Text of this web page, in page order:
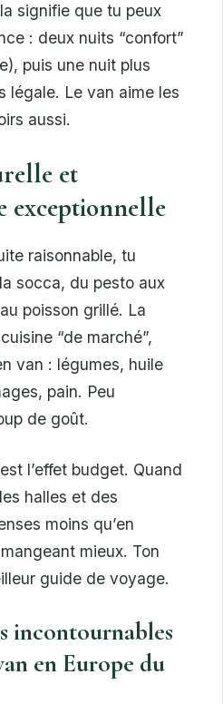
signifie que tu peux
: deux nuits “confort”
puis une nuit plus
légale. Le van aime les
aussi.
et
exceptionnelle
raisonnable, tu
socca, du pesto aux
poisson grillé. La
“de marché”,
van : légumes, huile
pain. Peu
de goût.
l’effet budget. Quand
halles et des
moins qu’en
mieux. Ton
guide de voyage.
incontournables
en Europe du